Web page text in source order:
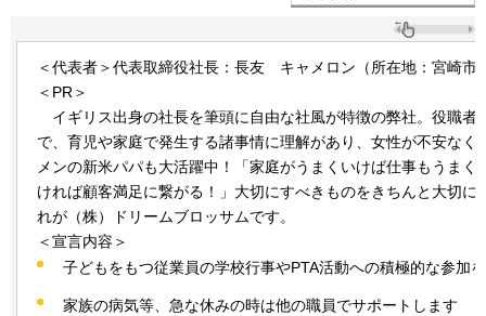
＜代表者＞代表取締役社長：長友 キャメロン （所在地：宮崎市
＜PR＞
イギリス出身の社長を筆頭に自由な社風が特徴の弊社。役職者
で、育児や家庭で発生する諸事情に理解があり、女性が不安なく
メンの新米パパも大活躍中！「家庭がうまくいけば仕事もうまく
ければ顧客満足に繋がる！」大切にすべきものをきちんと大切に
れが（株）ドリームブロッサムです。
＜宣言内容＞
子どもをもつ従業員の学校行事やPTA活動への積極的な参加
家族の病気等、急な休みの時は他の職員でサポートします